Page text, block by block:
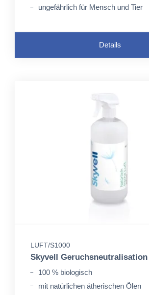
ungefährlich für Mensch und Tier
Details
LUFT/S1000
Skyvell Geruchsneutralisation
100 % biologisch
mit natürlichen ätherischen Ölen